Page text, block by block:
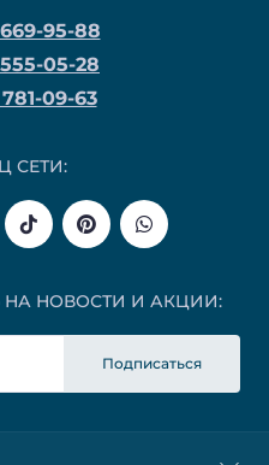
95-88
05-28
09-63
СЕТИ:
НОВОСТИ И АКЦИИ:
Подписаться